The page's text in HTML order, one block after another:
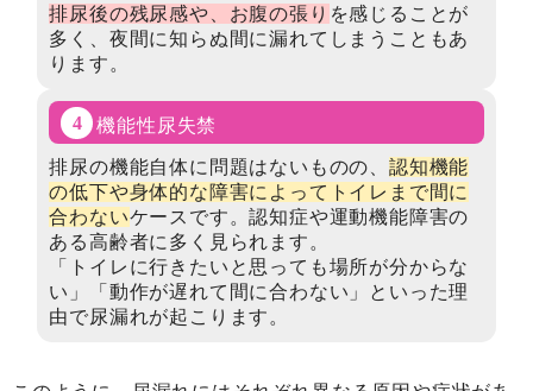
排尿後の残尿感や、お腹の張り を感じることが
多く、夜間に知らぬ間に漏れてしまうこともあ
ります。
機能性尿失禁
排尿の機能自体に問題はないものの、認知機能
の低下や身体的な障害によってトイレまで間に
合わないケースです。認知症や運動機能障害の
ある高齢者に多く見られます。
「トイレに行きたいと思っても場所が分からな
い」「動作が遅れて間に合わない」といった理
由で尿漏れが起こります。